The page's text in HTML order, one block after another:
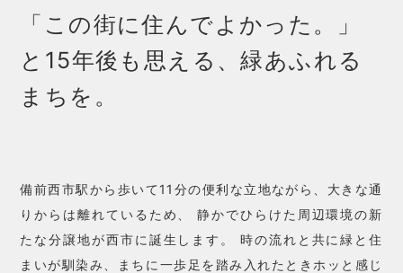
「この街に住んでよかった。」
と 15年後も思える、緑あふれる
まちを。
備前西市駅から歩いて11分の便利な立地ながら、大きな通
りからは離れているため、
静かでひらけた周辺環境の新
たな分譲地が西市に誕生します。
時の流れと共に緑と住
まいが馴染み、まちに一歩足を踏み入れたときホッと感じ